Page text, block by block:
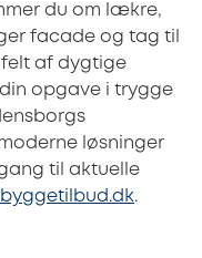
du om lækre,
facade og tag til
af dygtige
opgave i trygge
løsninger
til aktuelle
.